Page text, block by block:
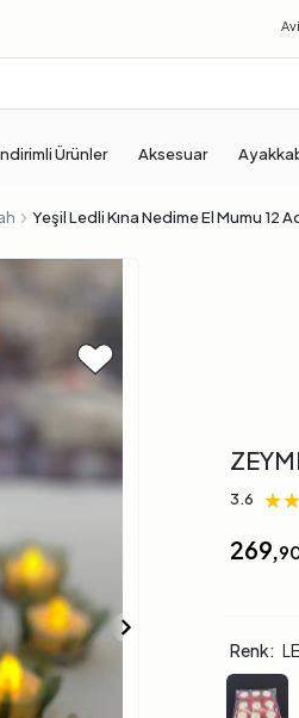
Ürünler Aksesuar
Yeşil Ledli Kına Nedime El Mumu 12
3.6
269,
Renk: